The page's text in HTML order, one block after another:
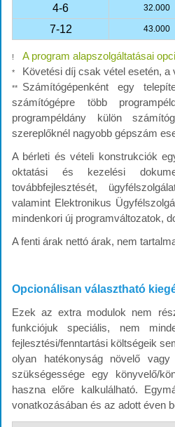
4-6 32.000
7-12 43.000
! A program alapszolgáltatásai
* Követési díj csak vétel esetén, a
**
Számítógépenként egy
számítógépre több
programpéldány külön
szereplőknél nagyobb gépszám
A bérleti és vételi konstrukciók
oktatási és kezelési
továbbfejlesztését,
valamint Elektronikus
mindenkori új programváltozatok,
A fenti árak nettó árak, nem
Opcionálisan választható
Ezek az extra modulok nem
funkciójuk speciális, nem
fejlesztési/fenntartási költségeik
olyan hatékonyság növelő
szükségessége egy könyvelő/
haszna előre kalkulálható.
vonatkozásában és az adott éven